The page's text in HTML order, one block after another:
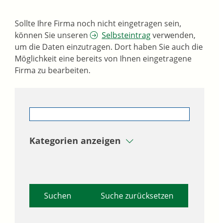
Sollte Ihre Firma noch nicht eingetragen sein,
können Sie unseren
Selbsteintragverwenden,
um die Daten einzutragen. Dort haben Sie auch die
Möglichkeit eine bereits von Ihnen eingetragene
Firma zu bearbeiten.
Kategorien anzeigen
Suche zurücksetzen